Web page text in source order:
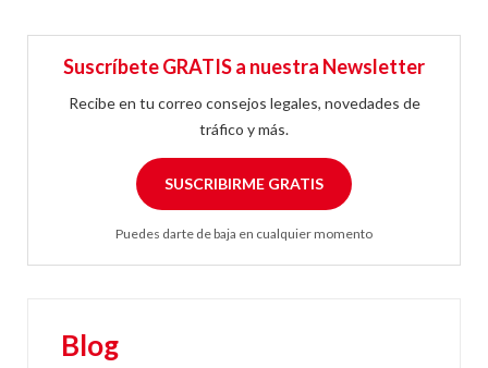
Suscríbete GRATIS a nuestra Newsletter
Recibe en tu correo consejos legales, novedades de
tráfico y más.
SUSCRIBIRME GRATIS
Puedes darte de baja en cualquier momento
Blog